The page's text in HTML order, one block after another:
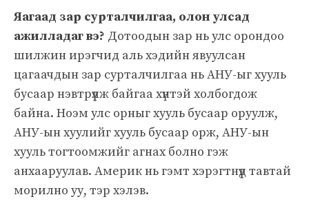
Яагаад зар сурталчилгаа, олон улсад
ажилладаг вэ? Дотоодын зар нь улс орондоо
шилжин ирэгчид аль хэдийн явуулсан
цагаачдын зар сурталчилгаа нь АНУ-ыг хууль
бусаар нэвтрүүлж байгаа хүнтэй холбогдож
байна. Ноэм улс орныг хууль бусаар оруулж,
АНУ-ын хуулийг хууль бусаар орж, АНУ-ын
хууль тогтоомжийг агнах болно гэж
анхааруулав. Америк нь гэмт хэрэгтнүүд тавтай
морилно уу, тэр хэлэв.